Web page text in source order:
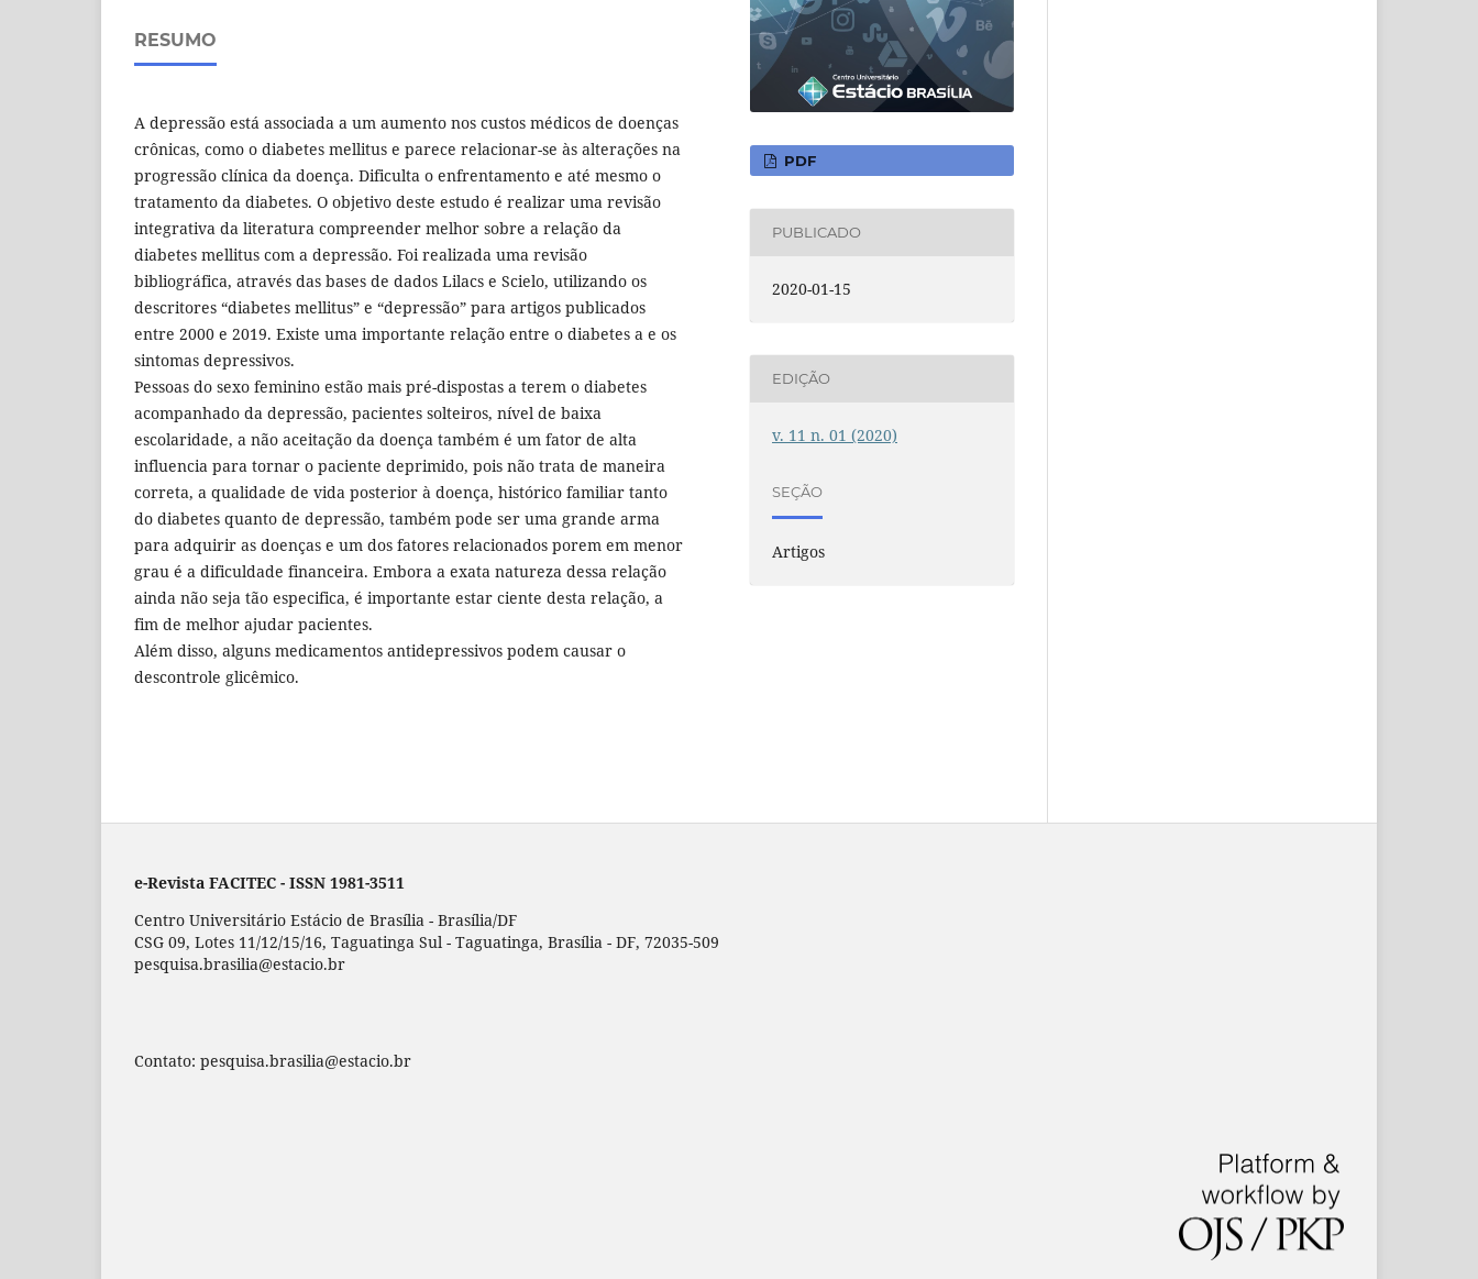
RESUMO
A depressão está associada a um aumento nos custos médicos de doenças
crônicas, como o diabetes mellitus e parece relacionar-se às alterações na
progressão clínica da doença. Dificulta o enfrentamento e até mesmo o
tratamento da diabetes. O objetivo deste estudo é realizar uma revisão
integrativa da literatura compreender melhor sobre a relação da
diabetes mellitus com a depressão. Foi realizada uma revisão
bibliográfica, através das bases de dados Lilacs e Scielo, utilizando os
descritores “diabetes mellitus” e “depressão” para artigos publicados
entre 2000 e 2019. Existe uma importante relação entre o diabetes a e os
sintomas depressivos.
Pessoas do sexo feminino estão mais pré-dispostas a terem o diabetes
acompanhado da depressão, pacientes solteiros, nível de baixa
escolaridade, a não aceitação da doença também é um fator de alta
influencia para tornar o paciente deprimido, pois não trata de maneira
correta, a qualidade de vida posterior à doença, histórico familiar tanto
do diabetes quanto de depressão, também pode ser uma grande arma
para adquirir as doenças e um dos fatores relacionados porem em menor
grau é a dificuldade financeira. Embora a exata natureza dessa relação
ainda não seja tão especifica, é importante estar ciente desta relação, a
fim de melhor ajudar pacientes.
Além disso, alguns medicamentos antidepressivos podem causar o
descontrole glicêmico.
PDF
PUBLICADO
2020-01-15
EDIÇÃO
v. 11 n. 01 (2020)
SEÇÃO
Artigos
e-Revista FACITEC - ISSN 1981-3511
Centro Universitário Estácio de Brasília - Brasília/DF
CSG 09, Lotes 11/12/15/16, Taguatinga Sul - Taguatinga, Brasília - DF, 72035-509
pesquisa.brasilia@estacio.br
Contato: pesquisa.brasilia@estacio.br